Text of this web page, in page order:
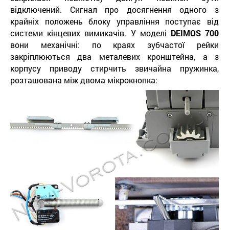
відключений. Сигнал про досягнення одного з
крайніх положень блоку управління поступає від
системи кінцевих вимикачів. У моделі DEIMOS 700
вони механічні: по краях зубчастої рейки
закріплюються два металевих кронштейна, а з
корпусу приводу стирчить звичайна пружинка,
розташована між двома мікрокнопка: